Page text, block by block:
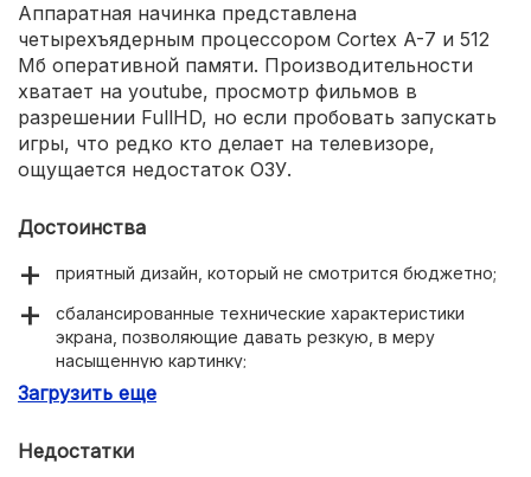
Аппаратная начинка представлена
четырехъядерным процессором Cortex A-7 и 512
Мб оперативной памяти. Производительности
хватает на youtube, просмотр фильмов в
разрешении FullHD, но если пробовать запускать
игры, что редко кто делает на телевизоре,
ощущается недостаток ОЗУ.
Достоинства
приятный дизайн, который не смотрится бюджетно;
сбалансированные технические характеристики
экрана, позволяющие давать резкую, в меру
насыщенную картинку;
недорогой телевизор с сбалансированным
удобный доступ к проводным разъемом;
Загрузить еще
Недостатки